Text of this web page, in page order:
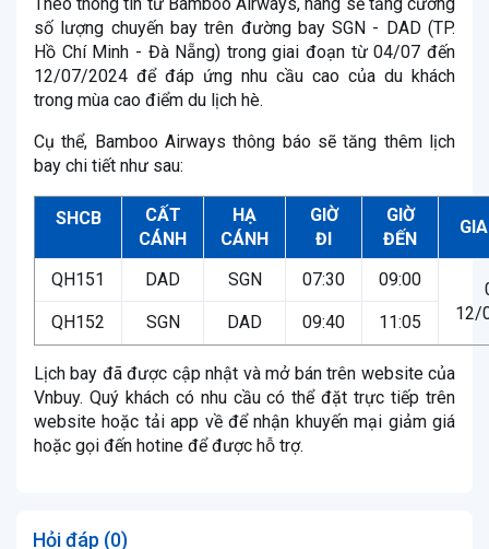
Theo thông tin từ Bamboo Airways, hãng sẽ tăng cường
số lượng chuyến bay trên đường bay SGN - DAD (TP.
Hồ Chí Minh - Đà Nẵng) trong giai đoạn từ 04/07 đến
12/07/2024 để đáp ứng nhu cầu cao của du khách
trong mùa cao điểm du lịch hè.
Cụ thể, Bamboo Airways thông báo sẽ tăng thêm lịch
bay chi tiết như sau:
SHCB
CẤT
CÁNH
HẠ
CÁNH
GIỜ
ĐI
GIỜ
ĐẾN
QH151 DAD SGN 07:30 09:00
12/
QH152 SGN DAD 09:40 11:05
Lịch bay đã được cập nhật và mở bán trên website của
Vnbuy. Quý khách có nhu cầu có thể đặt trực tiếp trên
website hoặc tải app về để nhận khuyến mại giảm giá
hoặc gọi đến hotine để được hỗ trợ.
Hỏi đáp (0)